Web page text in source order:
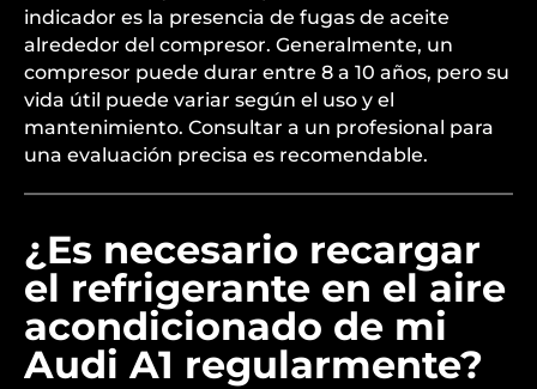
indicador es la presencia de fugas de aceite
alrededor del compresor. Generalmente, un
compresor puede durar entre 8 a 10 años, pero su
vida útil puede variar según el uso y el
mantenimiento. Consultar a un profesional para
una evaluación precisa es recomendable.
¿Es necesario recargar
el refrigerante en el aire
acondicionado de mi
Audi A1 regularmente?